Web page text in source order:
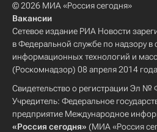
© 2026 МИА «Россия сегодня»
Вакансии
Сетевое издание РИА Новости
в Федеральной службе по надзору в
информационных технологий и
(Роскомнадзор) 08 апреля 2014
Свидетельство о регистрации Эл
Учредитель: Федеральное
предприятие Международное
«Россия сегодня» (МИА «Россия